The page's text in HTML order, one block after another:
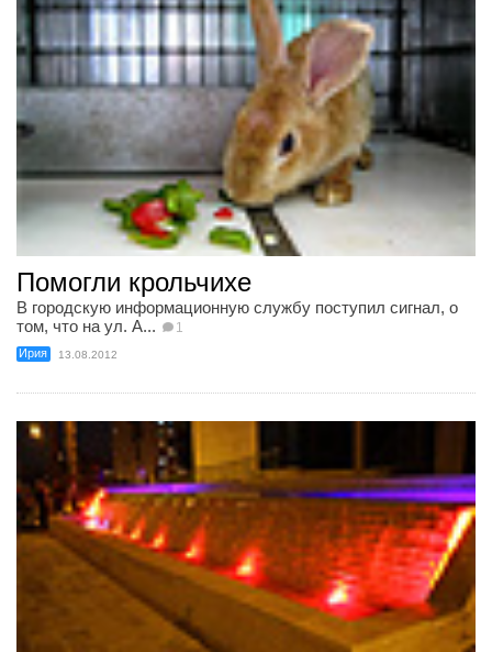
Помогли крольчихе
В городскую информационную службу поступил сигнал, о
том, что на ул. А...
1
Ирия 13.08.2012